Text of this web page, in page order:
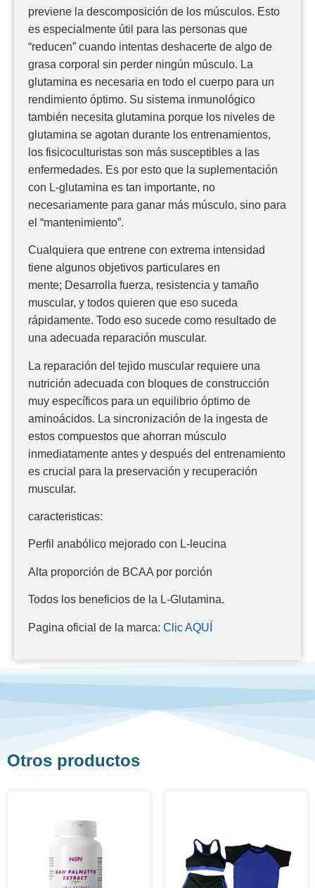
previene la descomposición de los músculos. Esto
es especialmente útil para las personas que
“reducen” cuando intentas deshacerte de algo de
grasa corporal sin perder ningún músculo. La
glutamina es necesaria en todo el cuerpo para un
rendimiento óptimo. Su sistema inmunológico
también necesita glutamina porque los niveles de
glutamina se agotan durante los entrenamientos,
los fisicoculturistas son más susceptibles a las
enfermedades. Es por esto que la suplementación
con L-glutamina es tan importante, no
necesariamente para ganar más músculo, sino para
el “mantenimiento”.
Cualquiera que entrene con extrema intensidad
tiene algunos objetivos particulares en
mente; Desarrolla fuerza, resistencia y tamaño
muscular, y todos quieren que eso suceda
rápidamente. Todo eso sucede como resultado de
una adecuada reparación muscular.
La reparación del tejido muscular requiere una
nutrición adecuada con bloques de construcción
muy específicos para un equilibrio óptimo de
aminoácidos. La sincronización de la ingesta de
estos compuestos que ahorran músculo
inmediatamente antes y después del entrenamiento
es crucial para la preservación y recuperación
muscular.
caracteristicas:
Perfil anabólico mejorado con L-leucina
Alta proporción de BCAA por porción
Todos los beneficios de la L-Glutamina.
Pagina oficial de la marca: Clic AQUÍ
Otros productos